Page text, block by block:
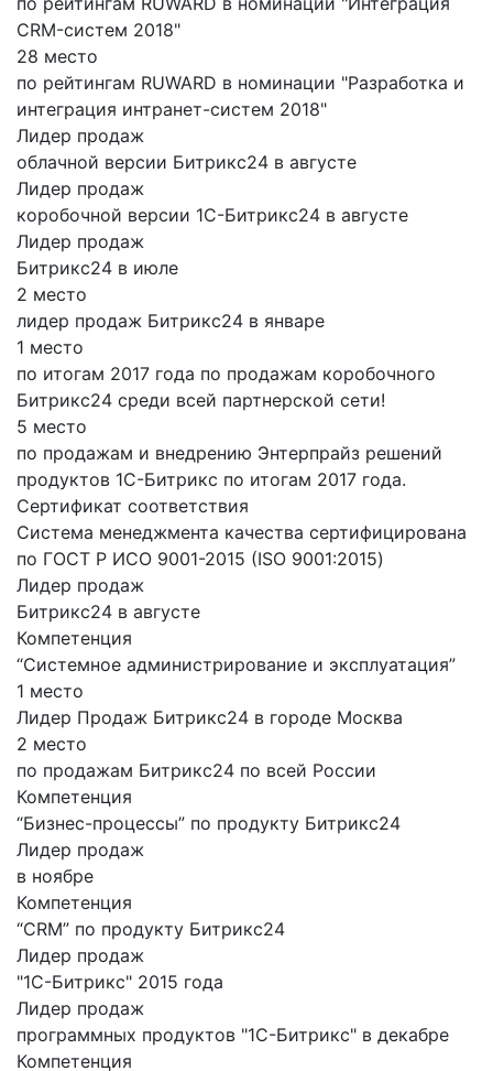
CRM-систем 2018"
28 место
по рейтингам RUWARD в номинации "Разработка и
интеграция интранет-систем 2018"
Лидер продаж
облачной версии Битрикс24 в августе
Лидер продаж
коробочной версии 1С-Битрикс24 в августе
Лидер продаж
Битрикс24 в июле
2 место
лидер продаж Битрикс24 в январе
1 место
по итогам 2017 года по продажам коробочного
Битрикс24 среди всей партнерской сети!
5 место
по продажам и внедрению Энтерпрайз решений
продуктов 1С-Битрикс по итогам 2017 года.
Сертификат соответствия
Система менеджмента качества сертифицирована
по ГОСТ Р ИСО 9001-2015 (ISO 9001:2015)
Лидер продаж
Битрикс24 в августе
Компетенция
“Системное администрирование и эксплуатация”
1 место
Лидер Продаж Битрикс24 в городе Москва
2 место
по продажам Битрикс24 по всей России
Компетенция
“Бизнес-процессы” по продукту Битрикс24
Лидер продаж
в ноябре
Компетенция
“CRM” по продукту Битрикс24
Лидер продаж
"1С-Битрикс" 2015 года
Лидер продаж
программных продуктов "1С-Битрикс" в декабре
Компетенция